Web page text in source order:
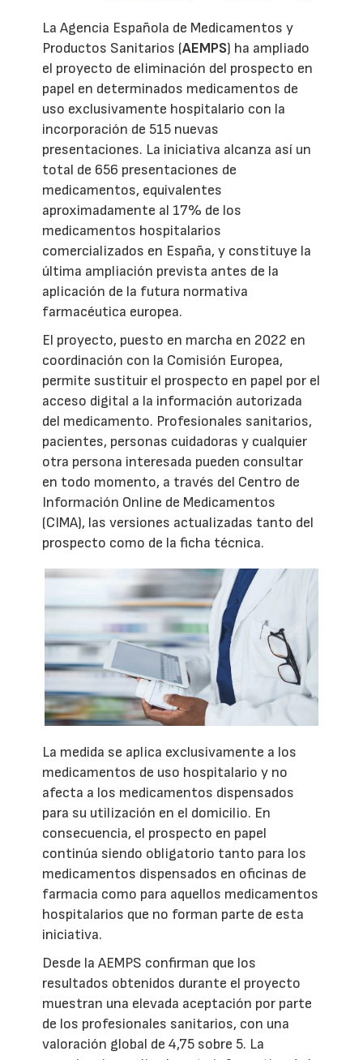
La Agencia Española de Medicamentos y
Productos Sanitarios (AEMPS) ha ampliado
el proyecto de eliminación del prospecto en
papel en determinados medicamentos de
uso exclusivamente hospitalario con la
incorporación de 515 nuevas
presentaciones. La iniciativa alcanza así un
total de 656 presentaciones de
medicamentos, equivalentes
aproximadamente al 17% de los
medicamentos hospitalarios
comercializados en España, y constituye la
última ampliación prevista antes de la
aplicación de la futura normativa
farmacéutica europea.
El proyecto, puesto en marcha en 2022 en
coordinación con la Comisión Europea,
permite sustituir el prospecto en papel por el
acceso digital a la información autorizada
del medicamento. Profesionales sanitarios,
pacientes, personas cuidadoras y cualquier
otra persona interesada pueden consultar
en todo momento, a través del Centro de
Información Online de Medicamentos
(CIMA), las versiones actualizadas tanto del
prospecto como de la ficha técnica.
La medida se aplica exclusivamente a los
medicamentos de uso hospitalario y no
afecta a los medicamentos dispensados
para su utilización en el domicilio. En
consecuencia, el prospecto en papel
continúa siendo obligatorio tanto para los
medicamentos dispensados en oficinas de
farmacia como para aquellos medicamentos
hospitalarios que no forman parte de esta
iniciativa.
Desde la AEMPS confirman que los
resultados obtenidos durante el proyecto
muestran una elevada aceptación por parte
de los profesionales sanitarios, con una
valoración global de 4,75 sobre 5. La